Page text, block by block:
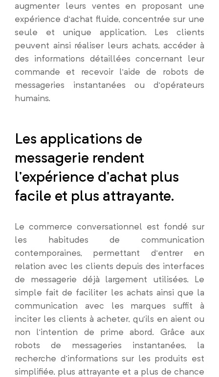
augmenter leurs ventes en proposant une
expérience d’achat fluide, concentrée sur une
seule et unique application. Les clients
peuvent ainsi réaliser leurs achats, accéder à
des informations détaillées concernant leur
commande et recevoir l’aide de robots de
messageries instantanées ou d’opérateurs
humains.
Les applications de
messagerie rendent
l’expérience d’achat plus
facile et plus attrayante.
Le commerce conversationnel est fondé sur
les habitudes de communication
contemporaines, permettant d’entrer en
relation avec les clients depuis des interfaces
de messagerie déjà largement utilisées. Le
simple fait de faciliter les achats ainsi que la
communication avec les marques suffit à
inciter les clients à acheter, qu’ils en aient ou
non l’intention de prime abord. Grâce aux
robots de messageries instantanées, la
recherche d’informations sur les produits est
simplifiée, plus attrayante et a plus de chance